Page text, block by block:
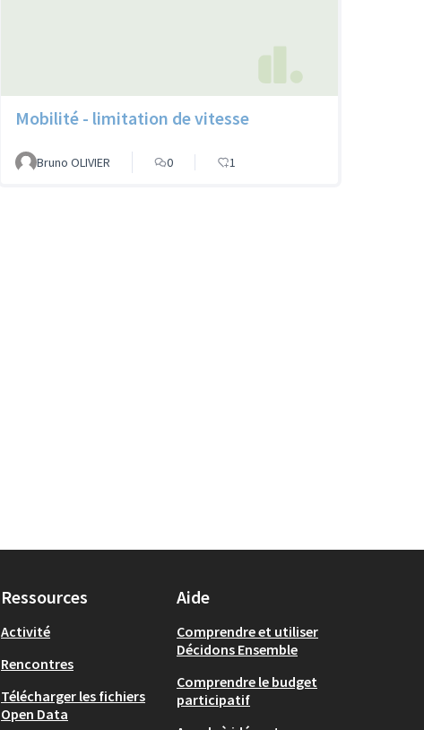
Mobilité - limitation de vitesse
Bruno OLIVIER 0 1
Ressources
Activité
Rencontres
Télécharger les fichiers
Open Data
Aide
Comprendre et utiliser
Décidons Ensemble
Comprendre le budget
participatif